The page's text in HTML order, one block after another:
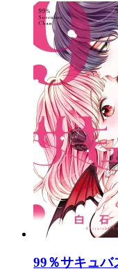
99％サキュバ